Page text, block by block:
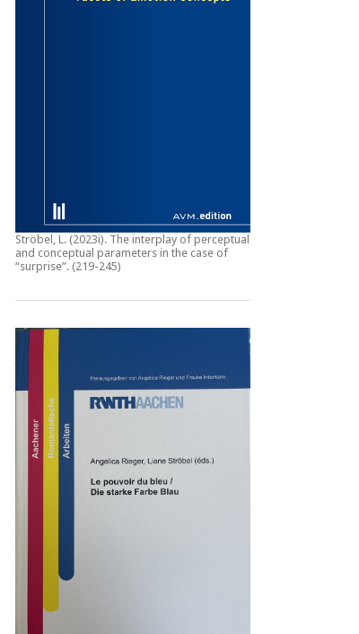
Ströbel, L. (2023i). The interplay of perceptual
and conceptual parameters in the case of
“surprise”. (219-245)